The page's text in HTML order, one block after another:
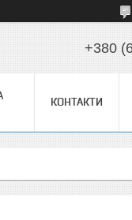
+380
КОНТАКТИ